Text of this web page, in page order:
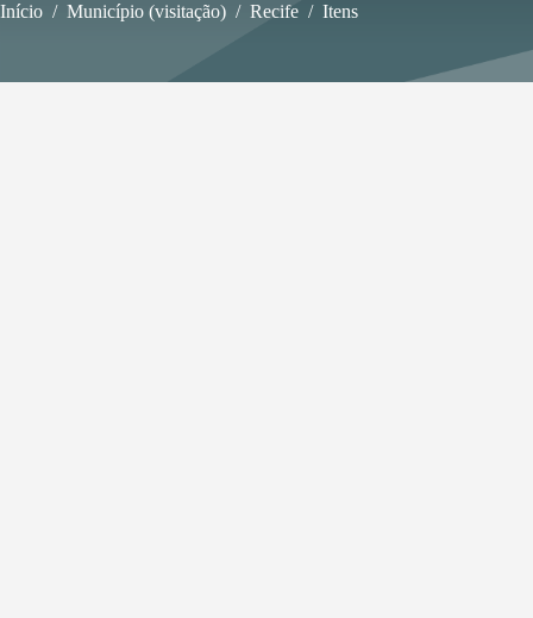
Início / Município (visitação) / Recife / Itens